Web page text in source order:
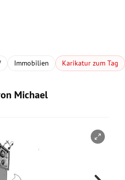
Immobilien Karikatur zum Tag
Michael